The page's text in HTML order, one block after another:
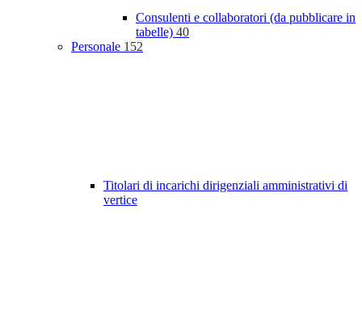
Consulenti e collaboratori (da pubblicare in
tabelle) 40
Personale 152
Titolari di incarichi dirigenziali amministrativi di
vertice